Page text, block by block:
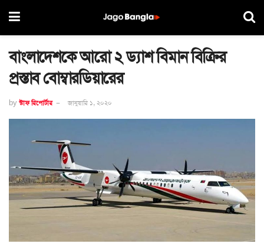
বাংলাদেশকে আরো ২ ড্যাশ বিমান বিক্রির
প্রস্তাব বোম্বারডিয়ারের
by স্টাফ রিপোর্টার জানুয়ারি ১, ২০২০